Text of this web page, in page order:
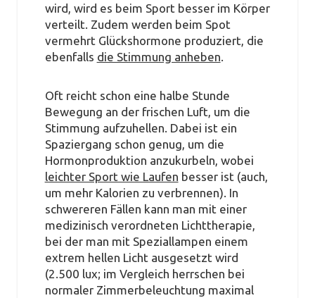
wird, wird es beim Sport besser im Körper
verteilt. Zudem werden beim Spot
vermehrt Glückshormone produziert, die
ebenfalls die Stimmung anheben.
Oft reicht schon eine halbe Stunde
Bewegung an der frischen Luft, um die
Stimmung aufzuhellen. Dabei ist ein
Spaziergang schon genug, um die
Hormonproduktion anzukurbeln, wobei
leichter Sport wie Laufen besser ist (auch,
um mehr Kalorien zu verbrennen). In
schwereren Fällen kann man mit einer
medizinisch verordneten Lichttherapie,
bei der man mit Speziallampen einem
extrem hellen Licht ausgesetzt wird
(2.500 lux; im Vergleich herrschen bei
normaler Zimmerbeleuchtung maximal